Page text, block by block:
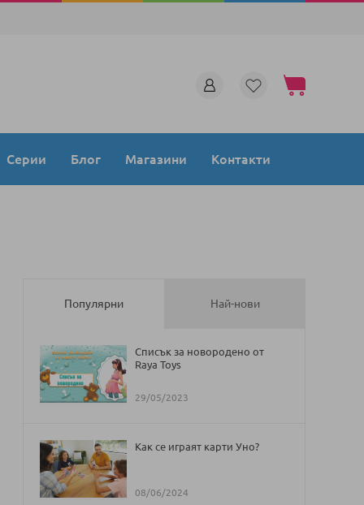
Моята количка
Серии Блог Магазини Контакти
Популярни
Списък за новородено от
Raya Toys
29/05/2023
Как се играят карти Уно?
08/06/2024
Най-нови